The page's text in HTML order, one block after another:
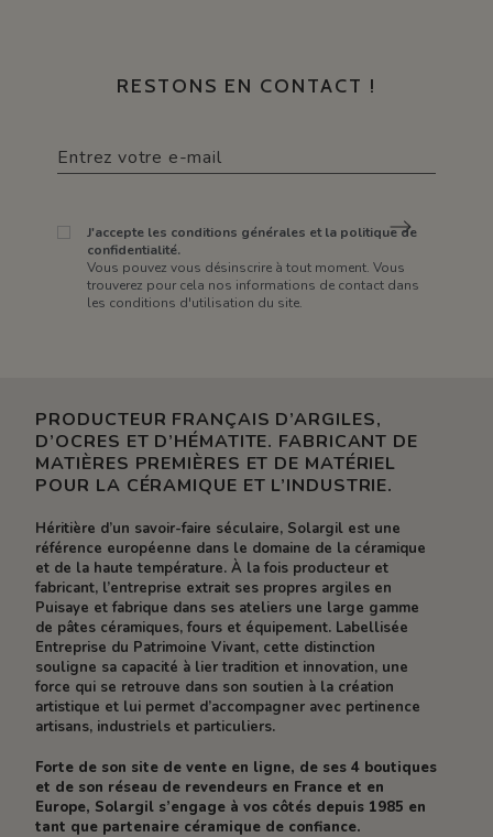
RESTONS EN CONTACT !
J'accepte les conditions générales et la politique de
confidentialité.
Vous pouvez vous désinscrire à tout moment. Vous
trouverez pour cela nos informations de contact dans
les conditions d'utilisation du site.
PRODUCTEUR FRANÇAIS D’ARGILES,
D’OCRES ET D’HÉMATITE. FABRICANT DE
MATIÈRES PREMIÈRES ET DE MATÉRIEL
POUR LA CÉRAMIQUE ET L’INDUSTRIE.
Héritière d’un savoir-faire séculaire, Solargil est une
référence européenne dans le domaine de la céramique
et de la haute température. À la fois producteur et
fabricant, l’entreprise extrait ses propres argiles en
Puisaye et fabrique dans ses ateliers une large gamme
de pâtes céramiques, fours et équipement. Labellisée
Entreprise du Patrimoine Vivant, cette distinction
souligne sa capacité à lier tradition et innovation, une
force qui se retrouve dans son soutien à la création
artistique et lui permet d’accompagner avec pertinence
artisans, industriels et particuliers.
Forte de son site de vente en ligne, de ses 4 boutiques
et de son réseau de revendeurs en France et en
Europe, Solargil s’engage à vos côtés depuis 1985 en
tant que partenaire céramique de confiance.